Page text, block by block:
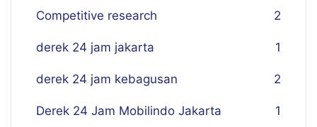
Competitive research 2
derek 24 jam jakarta 1
derek 24 jam kebagusan 2
Derek 24 Jam Mobilindo Jakarta 1